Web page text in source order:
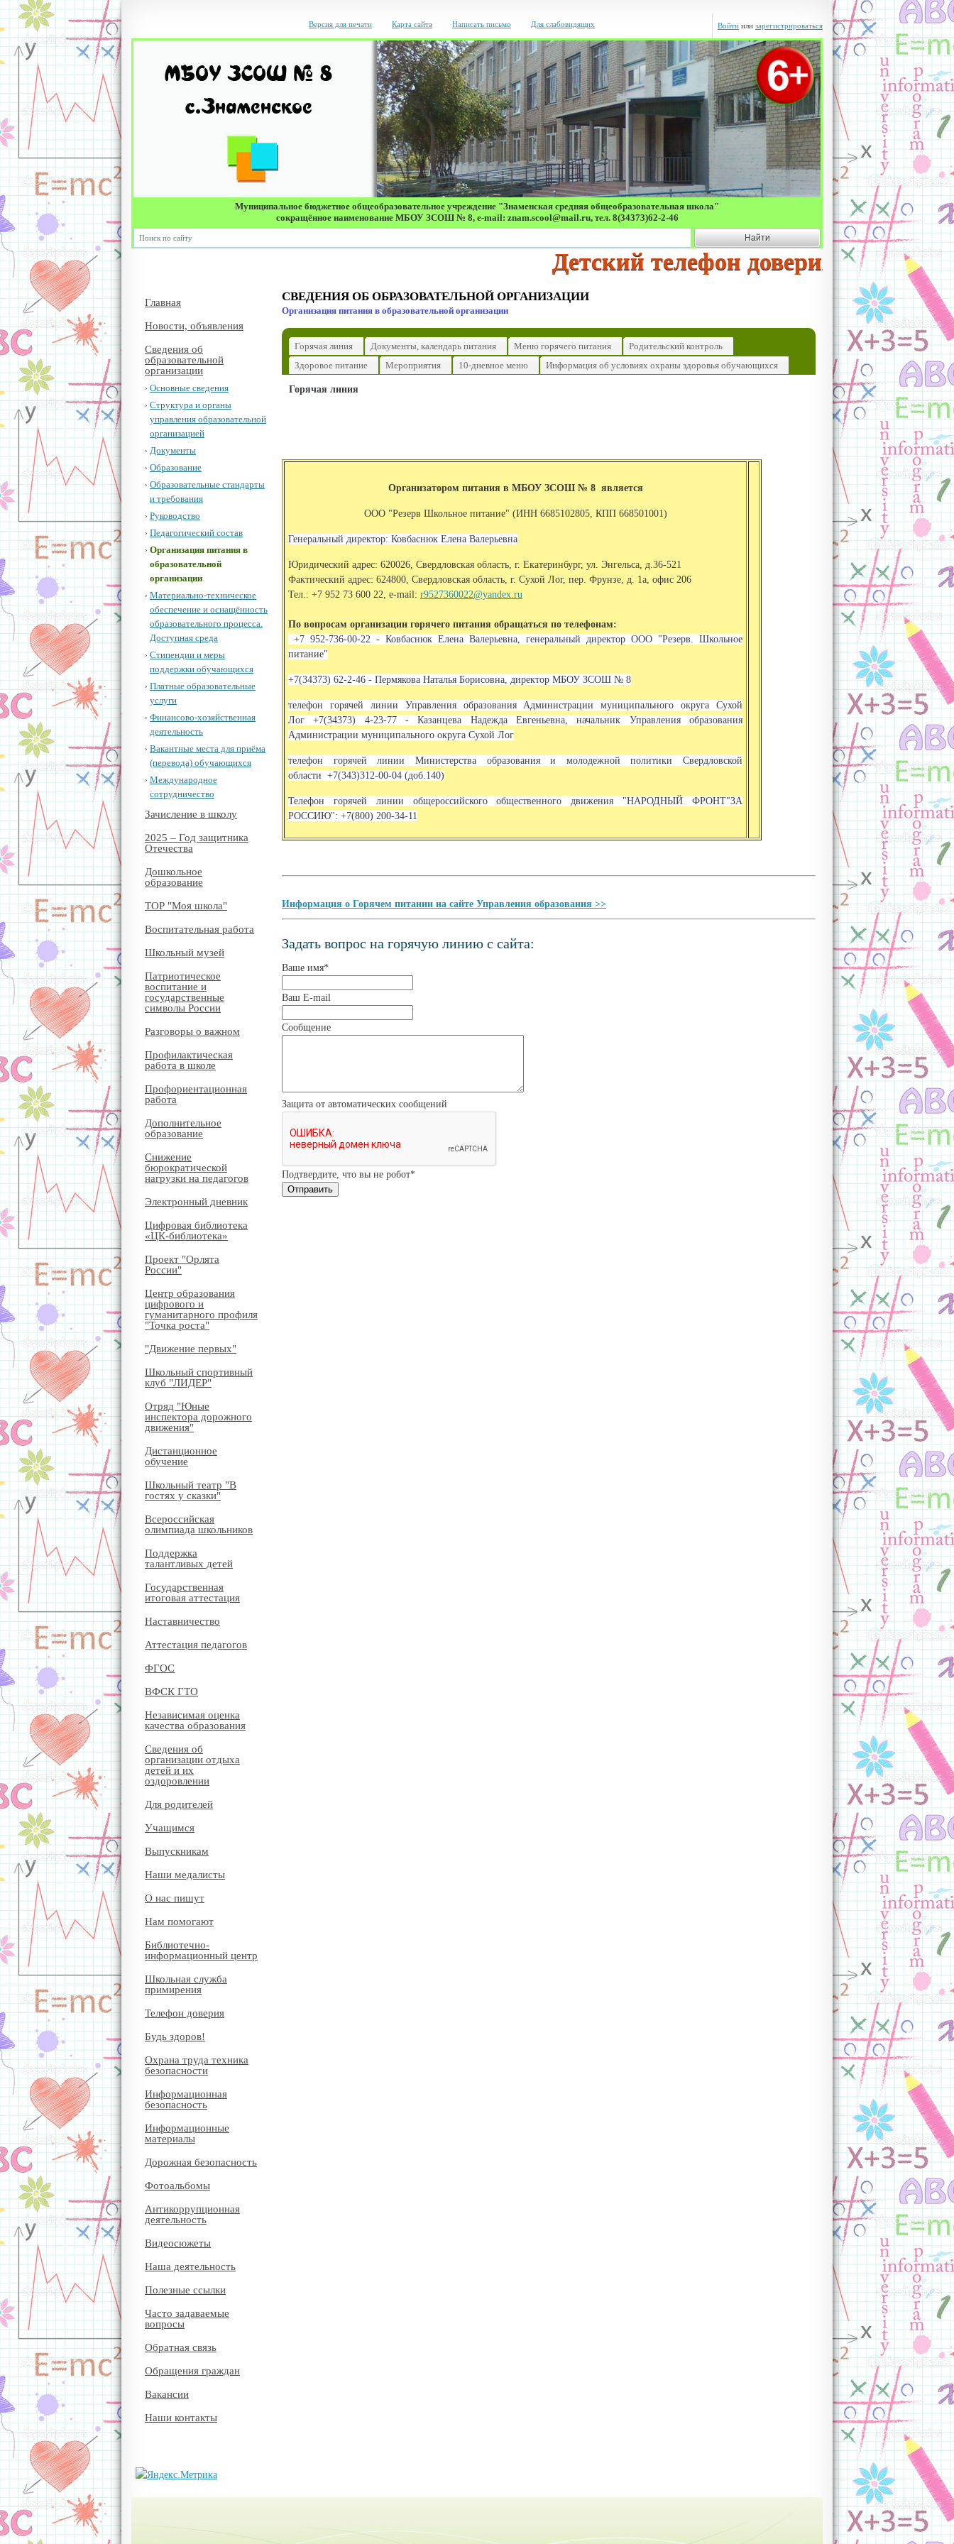
Войти или зарегистрироваться
Версия для печати Карта сайта Написать письмо Для слабовидящих
Муниципальное бюджетное общеобразовательное учреждение "Знаменская средняя общеобразовательная школа"
сокращённое наименование МБОУ ЗСОШ № 8, e-mail: znam.scool@mail.ru, тел. 8(34373)62-2-46
Найти
Детский телефон доверия 8-800-2000-
Главная
Новости, объявления
Сведения об
образовательной
организации
Основные сведения
Структура и органы
управления образовательной
организацией
Документы
Образование
Образовательные стандарты
и требования
Руководство
Педагогический состав
Организация питания в
образовательной
организации
Материально-техническое
обеспечение и оснащённость
образовательного процесса.
Доступная среда
Стипендии и меры
поддержки обучающихся
Платные образовательные
услуги
Финансово-хозяйственная
деятельность
Вакантные места для приёма
(перевода) обучающихся
Международное
сотрудничество
Зачисление в школу
2025 – Год защитника
Отечества
Дошкольное
образование
ТОР "Моя школа"
Воспитательная работа
Школьный музей
Патриотическое
воспитание и
государственные
символы России
Разговоры о важном
Профилактическая
работа в школе
Профориентационная
работа
Дополнительное
образование
Снижение
бюрократической
нагрузки на педагогов
Электронный дневник
Цифровая библиотека
«ЦК-библиотека»
Проект "Орлята
России"
Центр образования
цифрового и
гуманитарного профиля
"Точка роста"
"Движение первых"
Школьный спортивный
клуб "ЛИДЕР"
Отряд "Юные
инспектора дорожного
движения"
Дистанционное
обучение
Школьный театр "В
гостях у сказки"
Всероссийская
олимпиада школьников
Поддержка
талантливых детей
Государственная
итоговая аттестация
Наставничество
Аттестация педагогов
ФГОС
ВФСК ГТО
Независимая оценка
качества образования
Сведения об
организации отдыха
детей и их
оздоровлении
Для родителей
Учащимся
Выпускникам
Наши медалисты
О нас пишут
Нам помогают
Библиотечно-
информационный центр
Школьная служба
примирения
Телефон доверия
Будь здоров!
Охрана труда техника
безопасности
Информационная
безопасность
Информационные
материалы
Дорожная безопасность
Фотоальбомы
Антикоррупционная
деятельность
Видеосюжеты
Наша деятельность
Полезные ссылки
Часто задаваемые
вопросы
Обратная связь
Обращения граждан
Вакансии
Наши контакты
СВЕДЕНИЯ ОБ ОБРАЗОВАТЕЛЬНОЙ ОРГАНИЗАЦИИ
Организация питания в образовательной организации
Горячая линия Документы, календарь питания Меню горячего питания
Родительский контроль
Здоровое питание
Мероприятия 10-дневное меню Информация об условиях охраны здоровья обучающихся
Горячая линия
Организатором питания в МБОУ ЗСОШ № 8 является
ООО "Резерв Школьное питание" (ИНН 6685102805, КПП 668501001)
Генеральный директор: Ковбаснюк Елена Валерьевна
Юридический адрес: 620026, Свердловская область, г. Екатеринбург, ул. Энгельса, д.36-521
Фактический адрес: 624800, Свердловская область, г. Сухой Лог, пер. Фрунзе, д. 1а, офис 206
Тел.: +7 952 73 600 22, e-mail: r9527360022@yandex.ru
По вопросам организации горячего питания обращаться по телефонам:
+7 952-736-00-22 - Ковбаснюк Елена Валерьевна, генеральный директор ООО "Резерв. Школьное
питание"
+7(34373) 62-2-46 - Пермякова Наталья Борисовна, директор МБОУ ЗСОШ № 8
телефон горячей линии Управления образования Администрации муниципального округа Сухой
Лог+7(34373) 4-23-77 - Казанцева Надежда Евгеньевна, начальник Управления образования
Администрации муниципального округа Сухой Лог
телефон горячей линии Министерства образования и молодежной политики Свердловской
области +7(343)312-00-04 (доб.140)
Телефон горячей линии общероссийского общественного движения "НАРОДНЫЙ ФРОНТ"ЗА
РОССИЮ": +7(800) 200-34-11
Информация о Горячем питании на сайте Управления образования >>
Задать вопрос на горячую линию с сайта:
Ваше имя*
Ваш E-mail
Сообщение
Защита от автоматических сообщений
Подтвердите, что вы не робот*